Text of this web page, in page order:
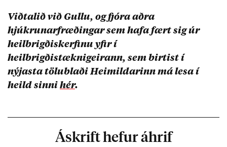
Viðtalið við Gullu, og fjóra aðra
hjúkrunarfræðingar sem hafa fært sig úr
heilbrigðiskerfinu yfir í
heilbrigðistæknigeirann, sem birtist í
nýjasta tölublaði Heimildarinn má lesa í
heild sinni hér.
Áskrift hefur áhrif